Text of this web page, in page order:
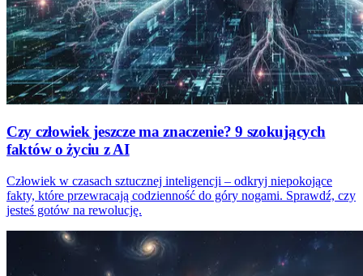
Czy człowiek jeszcze ma znaczenie? 9 szokujących
faktów o życiu z AI
Człowiek w czasach sztucznej inteligencji – odkryj niepokojące
fakty, które przewracają codzienność do góry nogami. Sprawdź, czy
jesteś gotów na rewolucję.